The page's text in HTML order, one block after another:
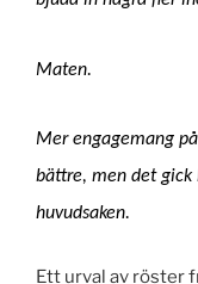
Maten.
Mer engagemang
bättre, men det gick
huvudsaken.
Ett urval av röster